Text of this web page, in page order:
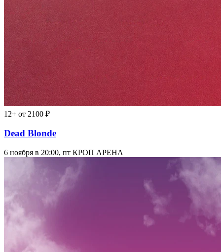
12+ от 2100 ₽
Dead Blonde
6 ноября в 20:00, пт КРОП АРЕНА